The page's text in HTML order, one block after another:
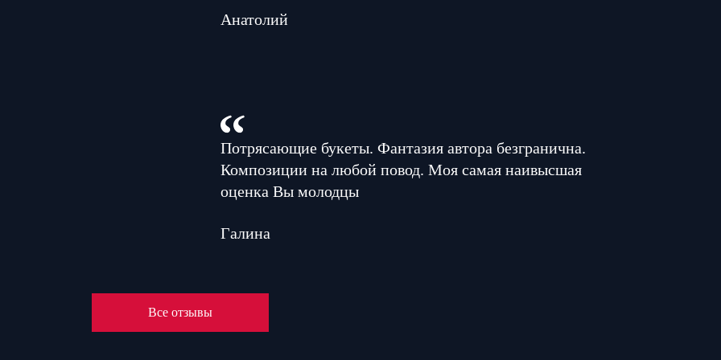
Анатолий
Потрясающие букеты. Фантазия автора безгранична.
Композиции на любой повод. Моя самая наивысшая
оценка Вы молодцы
Галина
Все отзывы